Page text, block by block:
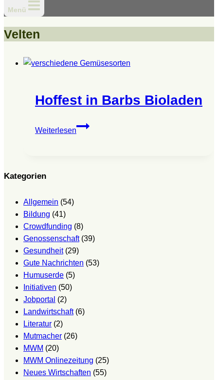
Menü
Velten
Hoffest in Barbs Bioladen
Weiterlesen
Hoffest
Kategorien
Allgemein (54)
Bildung (41)
Crowdfunding (8)
Genossenschaft(39)
Gesundheit(29)
Gute Nachrichten (53)
Humuserde (5)
Initiativen (50)
Jobportal (2)
Landwirtschaft(6)
Literatur (2)
Mutmacher (26)
MWM (20)
MWM Onlinezeitung (25)
Neues Wirtschaften (55)